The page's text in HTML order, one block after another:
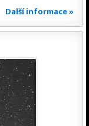
Další informace »